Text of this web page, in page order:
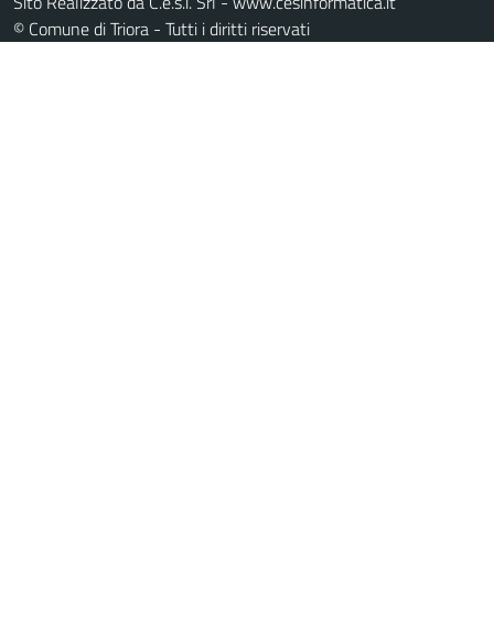
© Comune di Triora - Tutti i diritti riservati